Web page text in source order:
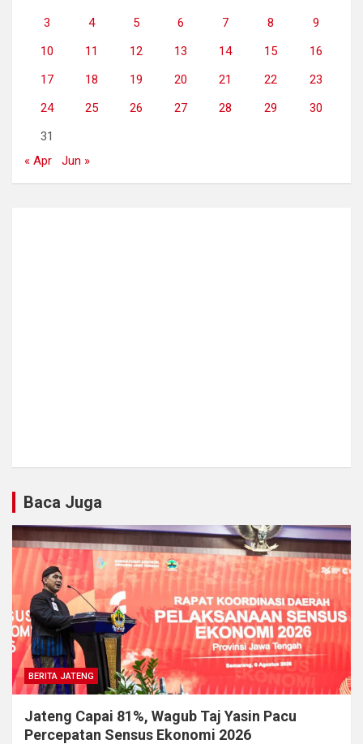
3
4 5 6 7 8
9
10
11 12 13 14 15
16
17
18 19 20 21 22
23
24
25 26 27 28 29
30
31
« Apr
Jun »
Baca Juga
BERITA JATENG
Jateng Capai 81%, Wagub Taj Yasin Pacu
Percepatan Sensus Ekonomi 2026